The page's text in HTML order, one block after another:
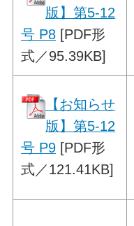
版】第5-12
号 P8 [PDF形
式／95.39KB]
【お知らせ
版】第5-12
号 P9 [PDF形
式／121.41KB]